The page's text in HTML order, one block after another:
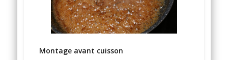
Montage avant cuisson